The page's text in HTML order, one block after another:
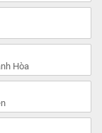
Hòa